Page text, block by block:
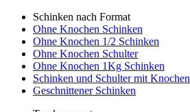
Schinken nach Format
Ohne Knochen Schinken
Ohne Knochen 1/2 Schinken
Ohne Knochen Schulter
Ohne Knochen 1Kg Schinken
Schinken und Schulter mit Knochen
Geschnittener Schinken